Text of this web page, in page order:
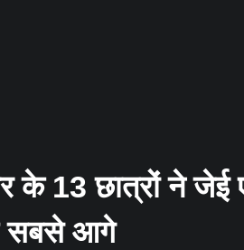
के 13 छात्रों ने जेई
सबसे आगे